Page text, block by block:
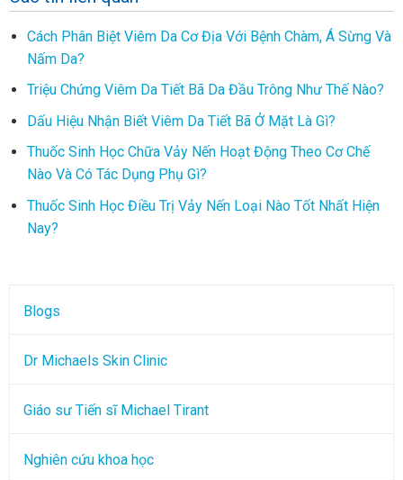
Blogs
Dr Michaels Skin Clinic
Giáo sư Tiến sĩ Michael Tirant
Nghiên cứu khoa học
Cách Phân Biệt Viêm Da Cơ Địa Với Bệnh Chàm, Á Sừng Và
Nấm Da?
Triệu Chứng Viêm Da Tiết Bã Da Đầu Trông Như Thế Nào?
Dấu Hiệu Nhận Biết Viêm Da Tiết Bã Ở Mặt Là Gì?
Thuốc Sinh Học Chữa Vảy Nến Hoạt Động Theo Cơ Chế
Nào Và Có Tác Dụng Phụ Gì?
Thuốc Sinh Học Điều Trị Vảy Nến Loại Nào Tốt Nhất Hiện
Nay?